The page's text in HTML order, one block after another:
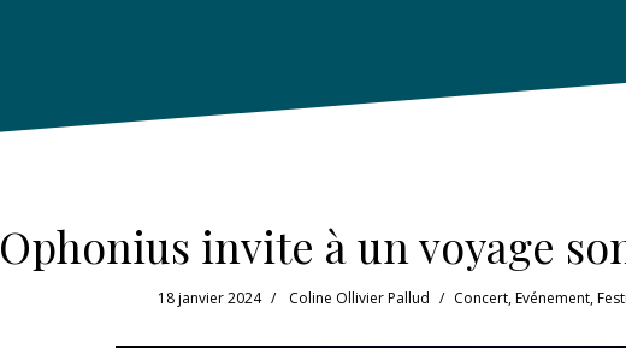
Ophonius invite à un voyage
18 janvier 2024 Coline Ollivier Pallud Concert,Evénement,